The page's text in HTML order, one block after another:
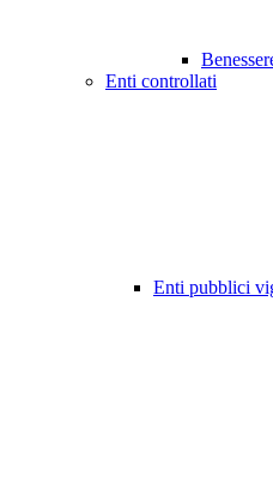
Enti controllati
Enti pubblici